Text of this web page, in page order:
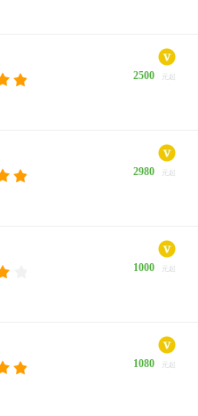
2500 元起
2980 元起
1000 元起
1080 元起